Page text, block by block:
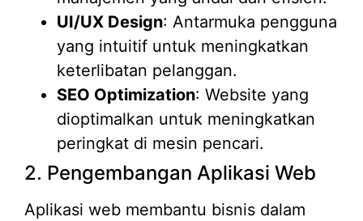
UI/UX Design: Antarmuka pengguna
yang intuitif untuk meningkatkan
keterlibatan pelanggan.
SEO Optimization: Website yang
dioptimalkan untuk meningkatkan
peringkat di mesin pencari.
2. Pengembangan Aplikasi Web
Aplikasi web membantu bisnis dalam